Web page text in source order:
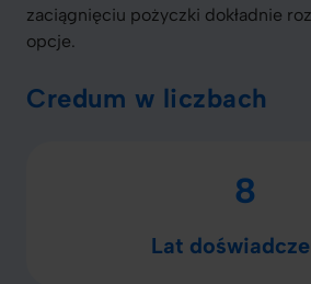
zaciągnięciu pożyczki dokładnie
opcje.
Credum w liczbach
8
Lat